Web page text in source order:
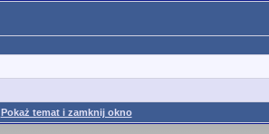
Pokaż temat i zamknij okno